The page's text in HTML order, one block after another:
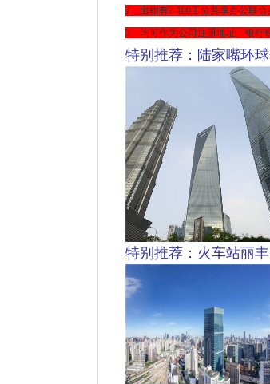
2、出租有2-100工位共享办公联合
3、均可作为公司注册地址、银行
特别推荐：陆家嘴环
特别推荐：火车站丽